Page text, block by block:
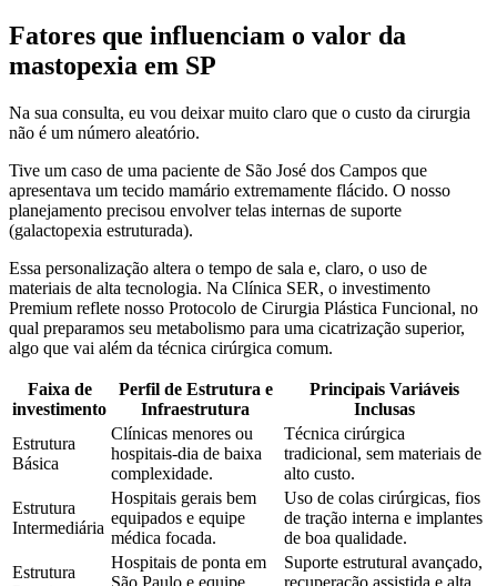
Fatores que influenciam o valor da
mastopexia em SP
Na sua consulta, eu vou deixar muito claro que o custo da cirurgia
não é um número aleatório.
Tive um caso de uma paciente de São José dos Campos que
apresentava um tecido mamário extremamente flácido. O nosso
planejamento precisou envolver telas internas de suporte
(galactopexia estruturada).
Essa personalização altera o tempo de sala e, claro, o uso de
materiais de alta tecnologia. Na Clínica SER, o investimento
Premium reflete nosso Protocolo de Cirurgia Plástica Funcional, no
qual preparamos seu metabolismo para uma cicatrização superior,
algo que vai além da técnica cirúrgica comum.
Faixa de
investimento
Perfil de Estrutura e
Infraestrutura
Principais Variáveis
Inclusas
Estrutura
Básica
Clínicas menores ou
hospitais-dia de baixa
complexidade.
Técnica cirúrgica
tradicional, sem materiais de
alto custo.
Estrutura
Intermediária
Hospitais gerais bem
equipados e equipe
médica focada.
Uso de colas cirúrgicas, fios
de tração interna e implantes
de boa qualidade.
Estrutura
Hospitais de ponta em
Suporte estrutural avançado,